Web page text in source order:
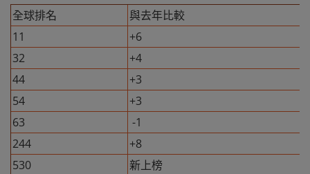
全球排名 與去年比較
11
+6
32
+4
44
+3
54
+3
63
-1
244
+8
530
新上榜